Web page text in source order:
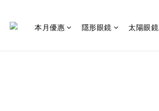
本月優惠 隱形眼鏡 太陽眼鏡